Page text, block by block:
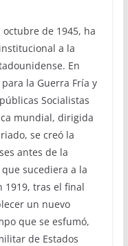
de 1945, ha
a la
En
la Guerra Fría y
Socialistas
mundial, dirigida
se creó la
antes de la
sucediera a la
1919, tras el final
un nuevo
que se esfumó,
de Estados